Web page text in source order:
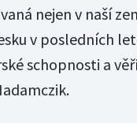
nejen v naší
v posledních
schopnosti a